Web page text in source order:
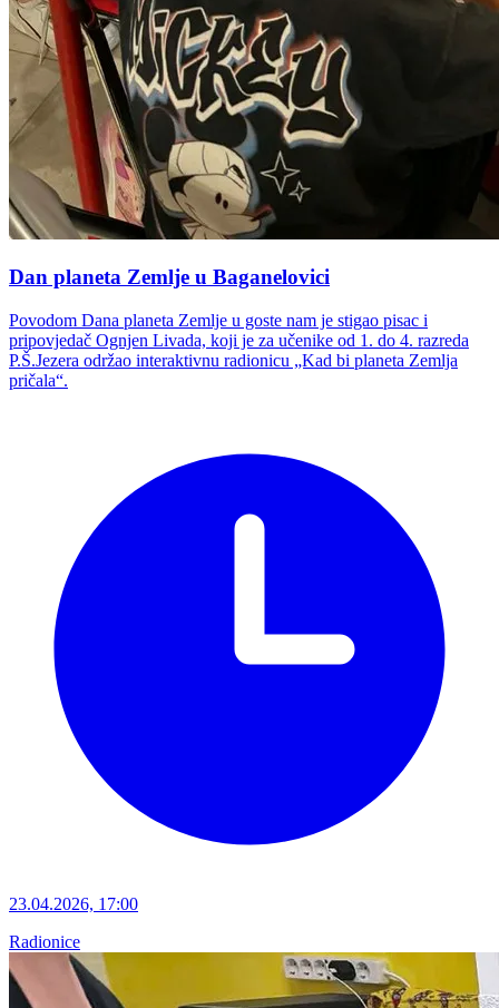
Dan planeta Zemlje u Baganelovici
Povodom Dana planeta Zemlje u goste nam je stigao pisac i
pripovjedač Ognjen Livada, koji je za učenike od 1. do 4. razreda
P.Š.Jezera održao interaktivnu radionicu „Kad bi planeta Zemlja
pričala“.
23.04.2026, 17:00
Radionice